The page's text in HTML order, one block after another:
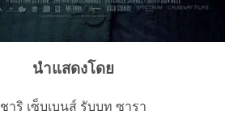
นำแสดงโดย
ชาริ เซ็บเบนส์ รับบท ซารา